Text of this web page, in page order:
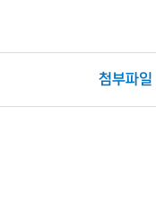
첨부파일